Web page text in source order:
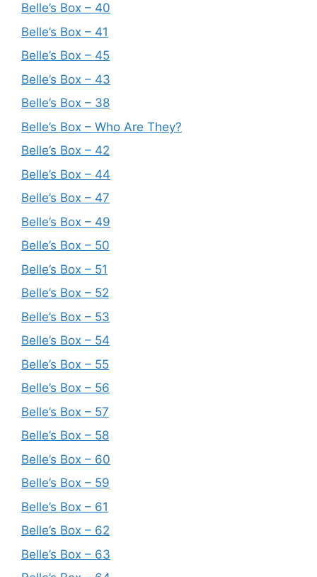
Belle’s Box – 40
Belle’s Box – 41
Belle’s Box – 45
Belle’s Box – 43
Belle’s Box – 38
Belle’s Box – Who Are They?
Belle’s Box – 42
Belle’s Box – 44
Belle’s Box – 47
Belle’s Box – 49
Belle’s Box – 50
Belle’s Box – 51
Belle’s Box – 52
Belle’s Box – 53
Belle’s Box – 54
Belle’s Box – 55
Belle’s Box – 56
Belle’s Box – 57
Belle’s Box – 58
Belle’s Box – 60
Belle’s Box – 59
Belle’s Box – 61
Belle’s Box – 62
Belle’s Box – 63